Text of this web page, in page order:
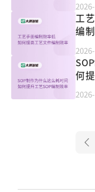
工
编
何